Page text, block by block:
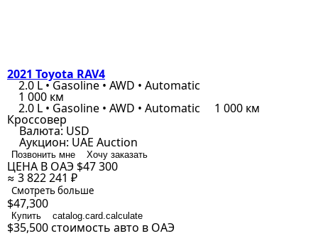
2021 Toyota RAV4
2.0 L • Gasoline • AWD • Automatic
1 000 км
2.0 L • Gasoline • AWD • Automatic 1 000 км
Кроссовер
Валюта: USD
Аукцион: UAE Auction
Позвонить мне Хочу заказать
ЦЕНА В ОАЭ $47 300
≈ 3 822 241 ₽
Смотреть больше
$47,300
Купить catalog.card.calculate
$35,500стоимость авто в ОАЭ